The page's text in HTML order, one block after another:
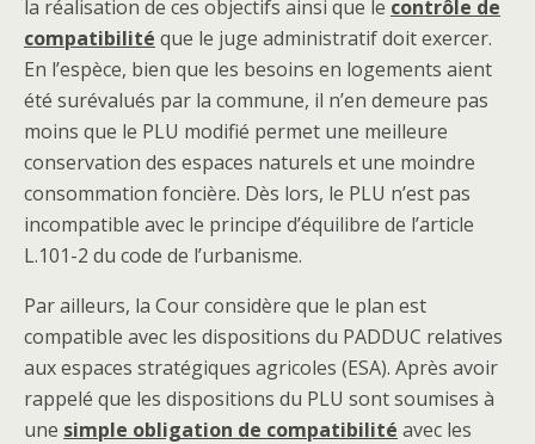
la réalisation de ces objectifs ainsi que le contrôle de
compatibilité que le juge administratif doit exercer.
En l’espèce, bien que les besoins en logements aient
été surévalués par la commune, il n’en demeure pas
moins que le PLU modifié permet une meilleure
conservation des espaces naturels et une moindre
consommation foncière. Dès lors, le PLU n’est pas
incompatible avec le principe d’équilibre de l’article
L.101-2 du code de l’urbanisme.
Par ailleurs, la Cour considère que le plan est
compatible avec les dispositions du PADDUC relatives
aux espaces stratégiques agricoles (ESA). Après avoir
rappelé que les dispositions du PLU sont soumises à
une simple obligation de compatibilité avec les